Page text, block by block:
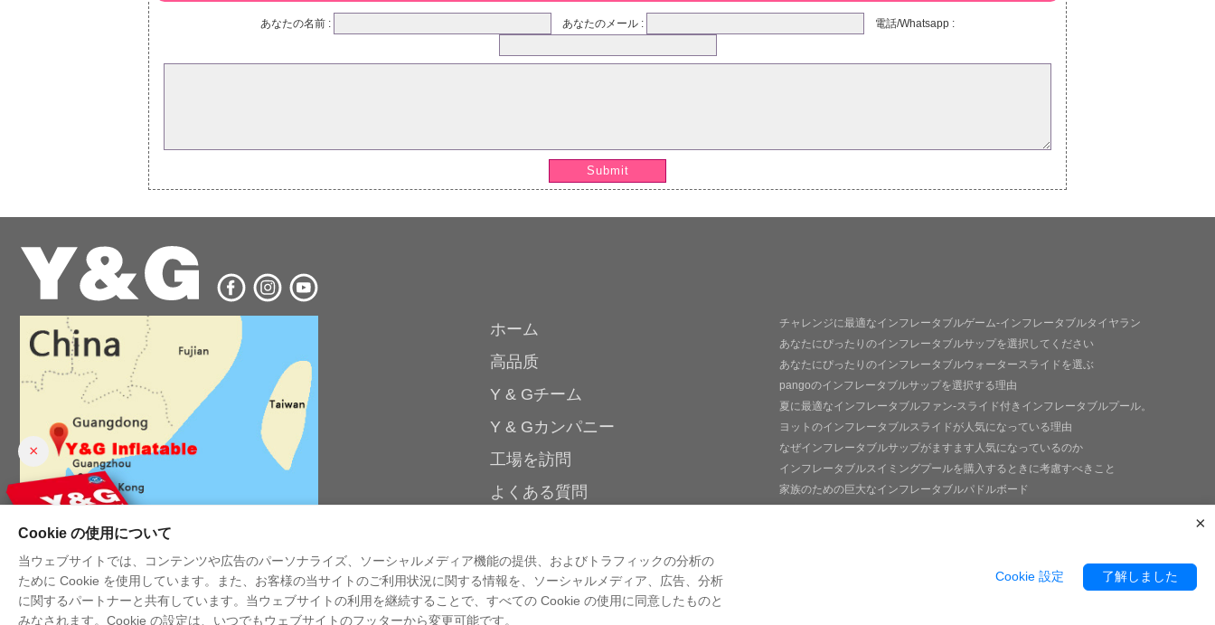
あなたの名前 : あなたのメール : 電話/Whatsapp :
Submit
×
ホーム
高品质
Y & Gチーム
Y & Gカンパニー
工場を訪問
よくある質問
お問い合わせ
チャレンジに最適なインフレータブルゲーム-インフレータブルタイヤラン
あなたにぴったりのインフレータブルサップを選択してください
あなたにぴったりのインフレータブルウォータースライドを選ぶ
pangoのインフレータブルサップを選択する理由
夏に最適なインフレータブルファン-スライド付きインフレータブルプール。
ヨットのインフレータブルスライドが人気になっている理由
なぜインフレータブルサップがますます人気になっているのか
インフレータブルスイミングプールを購入するときに考慮すべきこと
家族のための巨大なインフレータブルパドルボード
Cookie の使用について
当ウェブサイトでは、コンテンツや広告のパーソナライズ、ソーシャルメディア機能の提供、およびトラフィックの分析の
ために Cookie を使用しています。また、お客様の当サイトのご利用状況に関する情報を、ソーシャルメディア、広告、分析
に関するパートナーと共有しています。当ウェブサイトの利用を継続することで、すべての Cookie の使用に同意したものと
みなされます。Cookie の設定は、いつでもウェブサイトのフッターから変更可能です。
Cookie 設定 了解しました
×